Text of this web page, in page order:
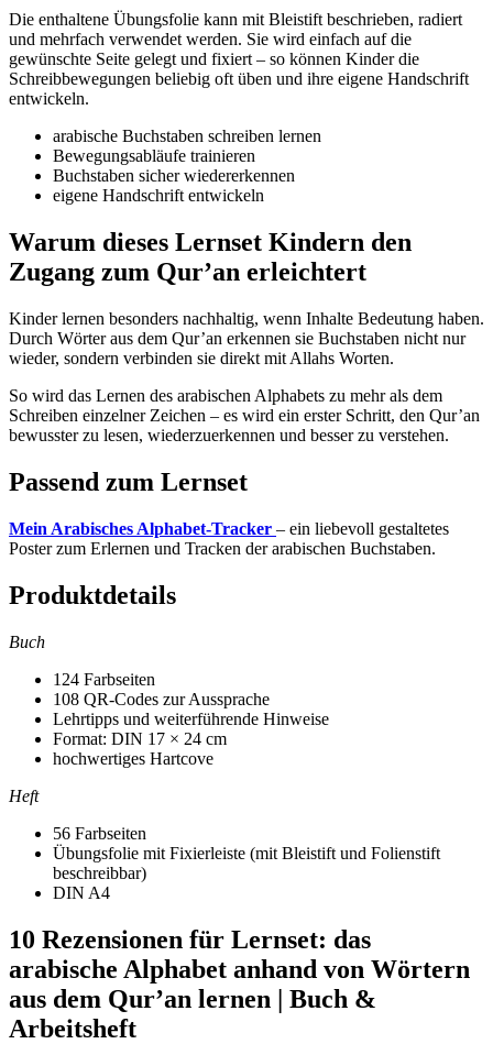
Die enthaltene Übungsfolie kann mit Bleistift beschrieben, radiert
und mehrfach verwendet werden. Sie wird einfach auf die
gewünschte Seite gelegt und fixiert – so können Kinder die
Schreibbewegungen beliebig oft üben und ihre eigene Handschrift
entwickeln.
arabische Buchstaben schreiben lernen
Bewegungsabläufe trainieren
Buchstaben sicher wiedererkennen
eigene Handschrift entwickeln
Warum dieses Lernset Kindern den
Zugang zum Qur’an erleichtert
Kinder lernen besonders nachhaltig, wenn Inhalte Bedeutung haben.
Durch Wörter aus dem Qur’an erkennen sie Buchstaben nicht nur
wieder, sondern verbinden sie direkt mit Allahs Worten.
So wird das Lernen des arabischen Alphabets zu mehr als dem
Schreiben einzelner Zeichen – es wird ein erster Schritt, den Qur’an
bewusster zu lesen, wiederzuerkennen und besser zu verstehen.
Passend zum Lernset
Mein Arabisches Alphabet-Tracker – ein liebevoll gestaltetes
Poster zum Erlernen und Tracken der arabischen Buchstaben.
Produktdetails
Buch
124 Farbseiten
108 QR-Codes zur Aussprache
Lehrtipps und weiterführende Hinweise
Format: DIN 17 × 24 cm
hochwertiges Hartcove
Heft
56 Farbseiten
Übungsfolie mit Fixierleiste (mit Bleistift und Folienstift
beschreibbar)
DIN A4
10 Rezensionen für Lernset: das
arabische Alphabet anhand von Wörtern
aus dem Qur’an lernen | Buch &
Arbeitsheft